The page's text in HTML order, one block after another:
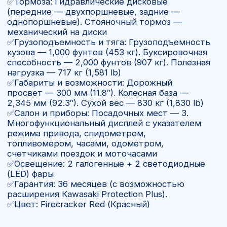
нового поколения UTV. Модель создана для
тех, кто ищет максимальную динамику,
управляемость и уверенность в самых
тяжёлых условиях.
Для кого подойдёт Бaгги
Kawasaki mule
Для любителей экстремального
бездорожья, гонок и трофи-рейдов.
Для путешествий по пересечённой
местности, пескам, камням и горам.
Для владельцев частных ранчо и
охотничьих хозяйств, где нужна мощная
и универсальная техника.
Для тех, кто хочет багги премиум-
класса с выбором между «чистым
драйвом» и адаптивным комфортом.